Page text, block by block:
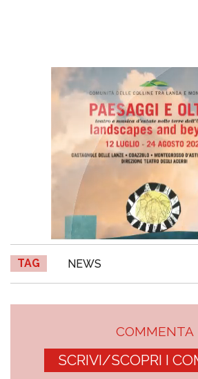
TAG NEWS
COMMENTA
SCRIVI/SCOPRI I